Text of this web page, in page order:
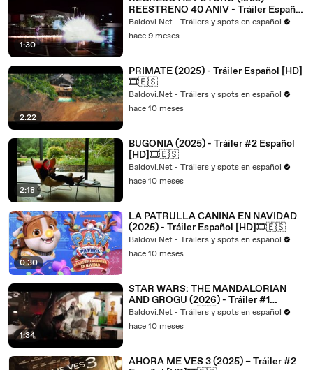
1:30
REESTRENO 40 ANIV - Tráiler Español
[HD]🎞️🇪🇸
Baldovi.Net - Tráilers y spots en español
hace 9 meses
2:22
PRIMATE (2025) - Tráiler Español [HD]
🎞️🇪🇸
Baldovi.Net - Tráilers y spots en español
hace 10 meses
2:18
BUGONIA (2025) - Tráiler #2 Español
[HD]🎞️🇪🇸
Baldovi.Net - Tráilers y spots en español
hace 10 meses
0:30
LA PATRULLA CANINA EN NAVIDAD
(2025) - Tráiler Español [HD]🎞️🇪🇸
Baldovi.Net - Tráilers y spots en español
hace 10 meses
1:34
STAR WARS: THE MANDALORIAN
AND GROGU (2026) - Tráiler #1
Español [HD]🎞️🇪🇸
Baldovi.Net - Tráilers y spots en español
hace 10 meses
AHORA ME VES 3 (2025) – Tráiler #2